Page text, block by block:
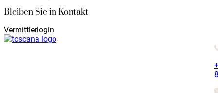
Bleiben Sie in Kontakt
Vermittlerlogin